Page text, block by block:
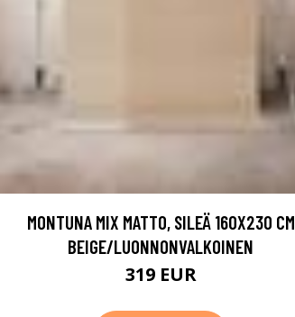
MONTUNA MIX MATTO, SILEÄ 160X230 CM
BEIGE/LUONNONVALKOINEN
319 EUR